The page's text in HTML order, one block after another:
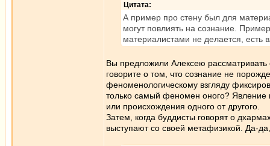
Цитата:
А пример про стену был для
могут повлиять на сознание.
материалистами не делается, есть
Вы предложили Алексею
говорите о том, что сознание не
феноменологическому взгляду
только самый феномен оного? Явление
или происхождения одного от другого.
Затем, когда буддисты говорят о
выступают со своей метафизикой. Да-